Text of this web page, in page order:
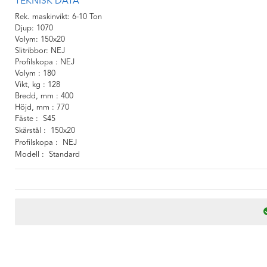
Rek. maskinvikt
6-10 Ton
Djup
1070
Volym
150x20
Slitribbor
NEJ
Profilskopa
NEJ
Volym
180
Vikt, kg
128
Bredd, mm
400
Höjd, mm
770
Fäste
S45
Skärstål
150x20
Profilskopa
NEJ
Modell
Standard